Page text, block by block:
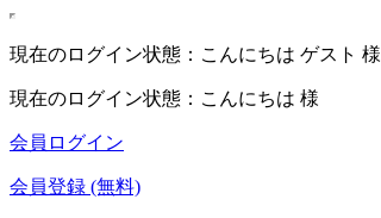
現在のログイン状態：こんにちは ゲスト 様
現在のログイン状態：こんにちは 様
会員ログイン
会員登録 (無料)